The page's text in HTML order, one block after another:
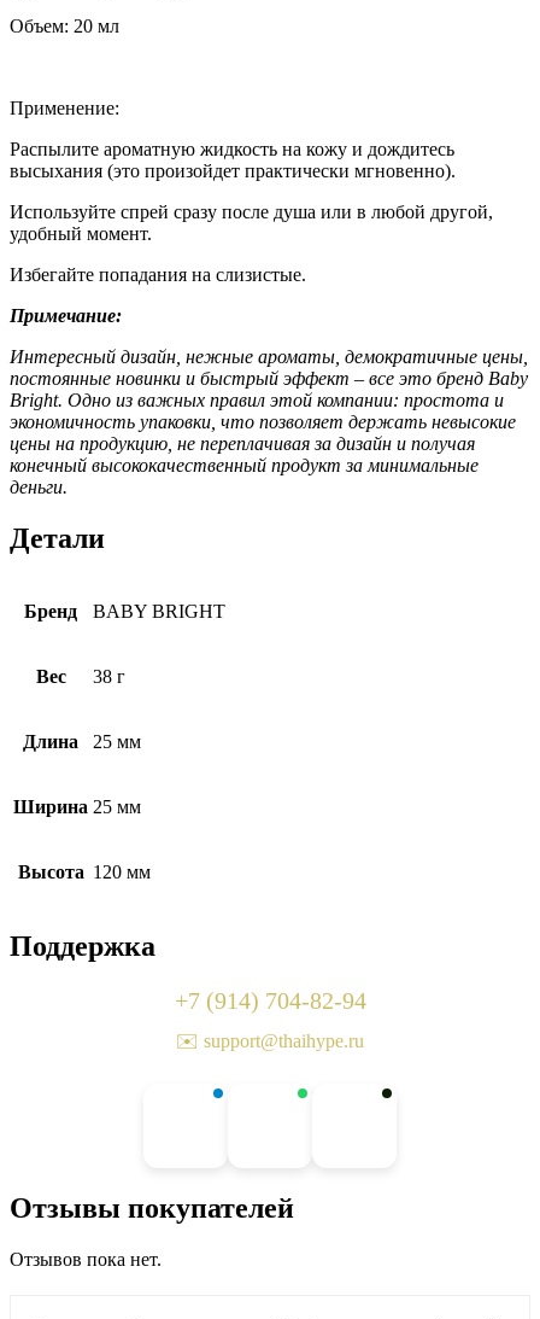
Объем: 20 мл
Применение:
Распылите ароматную жидкость на кожу и дождитесь
высыхания (это произойдет практически мгновенно).
Используйте спрей сразу после душа или в любой другой,
удобный момент.
Избегайте попадания на слизистые.
Примечание:
Интересный дизайн, нежные ароматы, демократичные цены,
постоянные новинки и быстрый эффект – все это бренд Baby
Bright. Одно из важных правил этой компании: простота и
экономичность упаковки, что позволяет держать невысокие
цены на продукцию, не переплачивая за дизайн и получая
конечный высококачественный продукт за минимальные
деньги.
Детали
Бренд BABY BRIGHT
Вес 38 г
Длина 25 мм
Ширина 25 мм
Высота 120 мм
Поддержка
+7 (914) 704-82-94
✉️ support@thaihype.ru
Отзывы покупателей
Отзывов пока нет.